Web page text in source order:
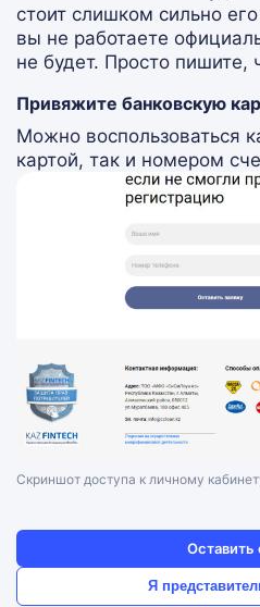
стоит слишком сильно
вы не работаете
не будет. Просто пишите,
Привяжите банковскую
Можно воспользоваться
картой, так и номером
Скриншот доступа к личному
Оставить
Я